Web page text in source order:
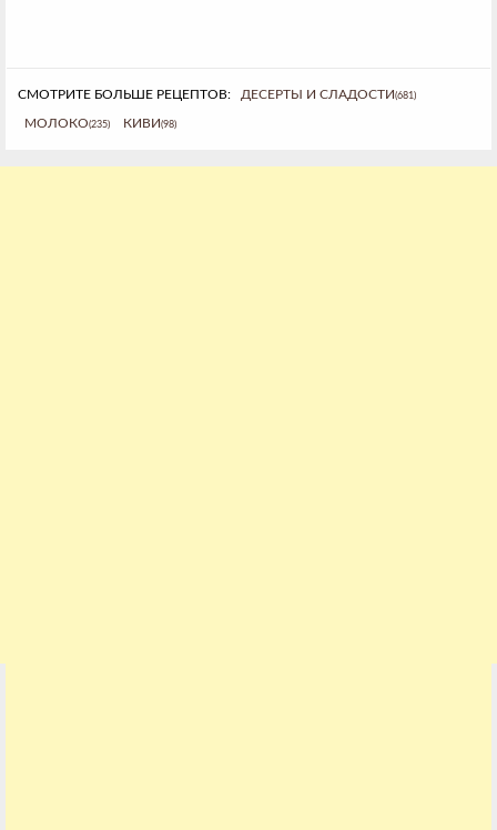
СМОТРИТЕ БОЛЬШЕ РЕЦЕПТОВ: ДЕСЕРТЫ И СЛАДОСТИ(681)
МОЛОКО(235) КИВИ(98)